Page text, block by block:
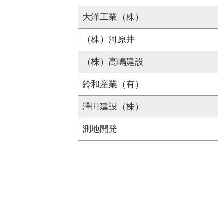
大洋工業（株）
（株）河原井
（株）高嶋建設
鈴和産業（有）
澤田建設（株）
測地開発